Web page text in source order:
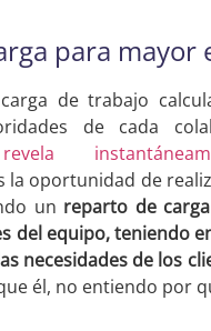
para mayor
de trabajo
de cada
revela
la oportunidad de
un reparto de
del equipo, teniendo
necesidades de los
él, no entiendo por